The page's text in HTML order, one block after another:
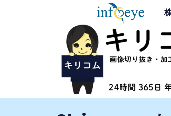
テ
画像切り抜
応
品質重視、そして実質最安値